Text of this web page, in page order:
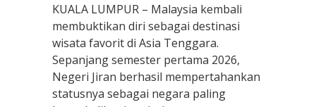
KUALA LUMPUR – Malaysia kembali
membuktikan diri sebagai destinasi
wisata favorit di Asia Tenggara.
Sepanjang semester pertama 2026,
Negeri Jiran berhasil mempertahankan
statusnya sebagai negara paling